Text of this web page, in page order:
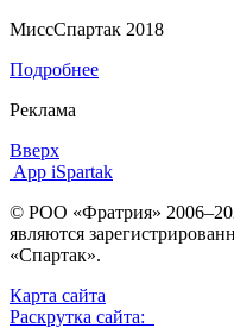
МиссСпартак 2018
Подробнее
Реклама
Вверх
App iSpartak
© РОО «Фратрия»
являются
«Спартак».
Карта сайта
Раскрутка сайта: